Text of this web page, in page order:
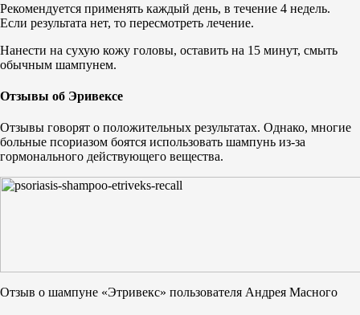
Рекомендуется применять каждый день, в течение 4 недель.
Если результата нет, то пересмотреть лечение.
Нанести на сухую кожу головы, оставить на 15 минут, смыть
обычным шампунем.
Отзывы об Эривексе
Отзывы говорят о положительных результатах. Однако, многие
больные псориазом боятся использовать шампунь из-за
гормонального действующего вещества.
Отзыв о шампуне «Этривекс» пользователя Андрея Масного